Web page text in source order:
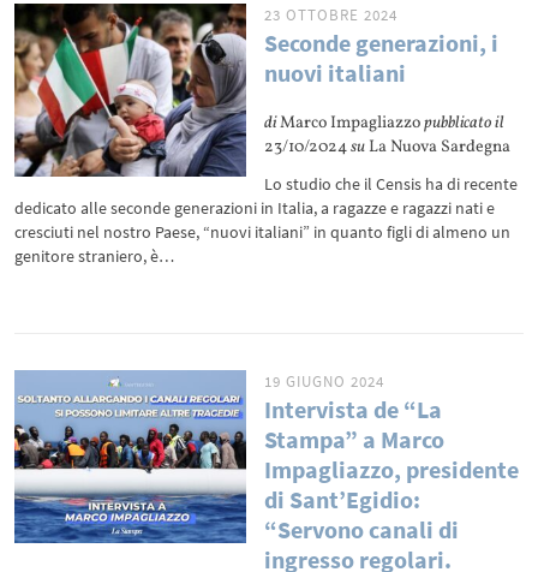
23 OTTOBRE 2024
Seconde generazioni, i
nuovi italiani
diMarco Impagliazzopubblicato il
23/10/2024su La Nuova Sardegna
Lo studio che il Censis ha di recente
dedicato alle seconde generazioni in Italia, a ragazze e ragazzi nati e
cresciuti nel nostro Paese, “nuovi italiani” in quanto figli di almeno un
genitore straniero, è…
19 GIUGNO 2024
Intervista de “La
Stampa” a Marco
Impagliazzo, presidente
di Sant’Egidio:
“Servono canali di
ingresso regolari.